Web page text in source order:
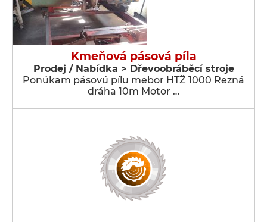
Kmeňová pásová píla
Prodej / Nabídka > Dřevoobráběcí stroje
Ponúkam pásovú pílu mebor HTŽ 1000 Rezná
dráha 10m Motor …